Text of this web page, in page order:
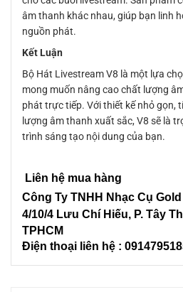
âm thanh khác nhau, giúp bạn linh
nguồn phát.
Kết Luận
Bộ Hát Livestream V8 là một lựa
mong muốn nâng cao chất lượng
phát trực tiếp. Với thiết kế nhỏ gọn,
lượng âm thanh xuất sắc, V8 sẽ là
trình sáng tạo nội dung của bạn.
Liên hệ mua hàng
Công Ty TNHH Nhạc Cụ
4/10/4 Lưu Chí Hiếu, P. Tây
TPHCM
Điện thoại liên hệ :